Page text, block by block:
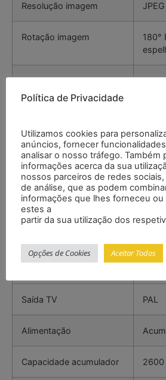
Resolução imagem
Rotação imagem
180°
Função Freeze Sim
Memória
Idiomas menu
Interface
Micro
Saída TV PAL
Alimentação
Capacidade acumulador 2600
Política de Privacidade
Utilizamos cookies para
anúncios, fornecer
analisar o nosso tráfego. Também
informações acerca da sua
nossos parceiros de redes
de análise, que as podem
informações que lhes forneceu
estes a
partir da sua utilização dos
Opções de Cookies Aceitar Todos